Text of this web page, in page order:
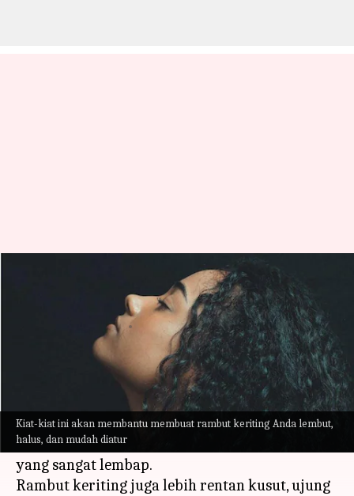
Kiat-kiat ini akan membantu membuat rambut keriting Anda lembut,
halus, dan mudah diatur
Perawatan rambut: Cara
menjinakkan rambut keriting
Taufiq Al Jufri Apr 25, 2023 12:58 pm
Meskipun rambut keriting terlihat tebal dan
menarik, akan tetapi sulit diatur, terutama
selama hari-hari musim panas atau hari-hari
yang sangat lembap.
Rambut keriting juga lebih rentan kusut, ujung